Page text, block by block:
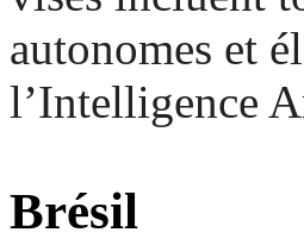
autonomes et
l’Intelligence
Brésil